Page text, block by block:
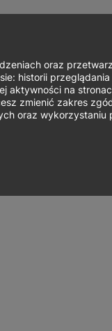
Strefa studenta
oraz
historii
aktywności na
zmienić zakres
oraz wykorzystaniu